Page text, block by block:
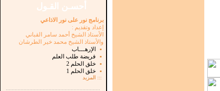
أحسـن القـول
برنامج نور على نور الاذاعي
إعداد وتقديم :
الأستاذ الشيخ أحمد سامر القباني
والأستاذ الشيخ محمد خير الطرشان
▪
الإرهـــاب
▪
فريضة طلب العلم
▪
خلق الحلم 2
▪
خلق الحلم 1
:::
المزيد